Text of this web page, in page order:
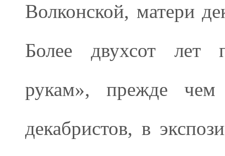
Волконской, матери
Более двухсот лет
рукам», прежде
декабристов, в